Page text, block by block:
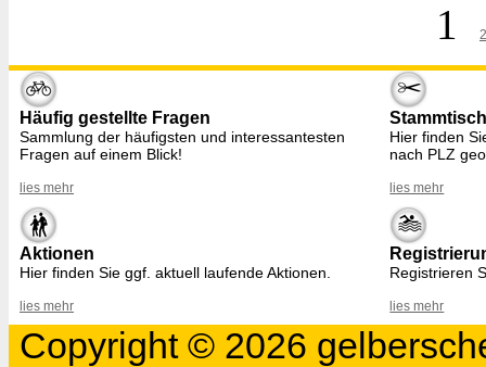
1
2
Häufig gestellte Fragen
Sammlung der häufigsten und interessantesten
Fragen auf einem Blick!
lies mehr
Hier finden
nach PLZ
lies mehr
Aktionen
Hier finden Sie ggf. aktuell laufende Aktionen.
lies mehr
Registrieren
lies mehr
Copyright © 2026